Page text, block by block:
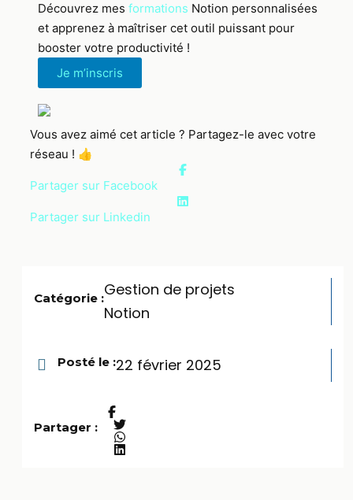
Découvrez mes formations Notion personnalisées
et apprenez à maîtriser cet outil puissant pour
booster votre productivité !
Je m’inscris
Vous avez aimé cet article ? Partagez-le avec votre
réseau ! 👍
Partager sur Facebook
Partager sur Linkedin
Catégorie :Gestion de projets
Notion
Posté le :22 février 2025
Partager :